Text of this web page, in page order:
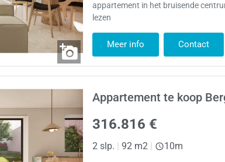
appartement in het bruisende
lezen
Meer info Contact
Appartement te koop
316.816 €
2 slp. | 92 m2 | 10m